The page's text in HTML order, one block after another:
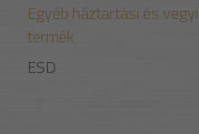
Egyéb háztartási és vegyi
termék
ESD